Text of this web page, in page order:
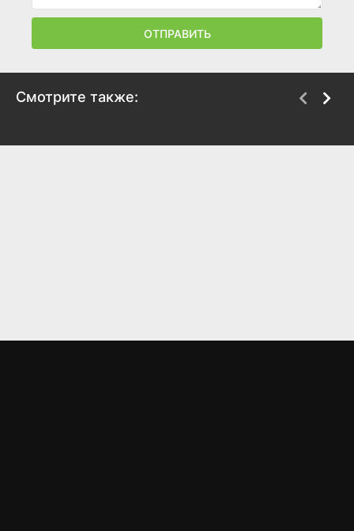
ОТПРАВИТЬ
Смотрите также: